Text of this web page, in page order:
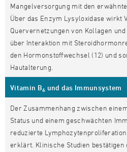
Mangelversorgung mit den
Über das Enzym Lysyloxidase wirkt
Quervernetzungen von Kollagen
über Interaktion mit
den Hormonstoffwechsel (12) und
Hautalterung.
Vitamin B6 und das Immunsystem
Der Zusammenhang zwischen
Status und einem geschwächten
reduzierte
erklärt. Klinische Studien bestätigen